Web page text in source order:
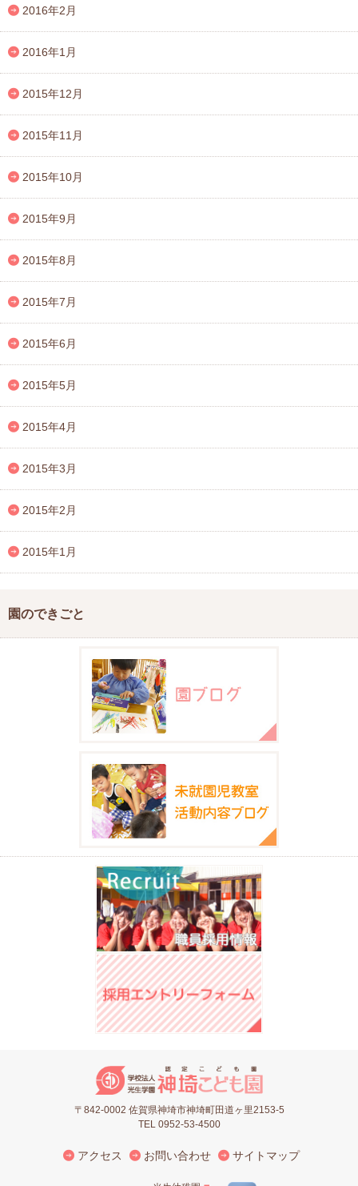
2016年2月
2016年1月
2015年12月
2015年11月
2015年10月
2015年9月
2015年8月
2015年7月
2015年6月
2015年5月
2015年4月
2015年3月
2015年2月
2015年1月
園のできごと
〒842-0002 佐賀県神埼市神埼町田道ヶ里2153-5
TEL 0952-53-4500
アクセス お問い合わせ サイトマップ